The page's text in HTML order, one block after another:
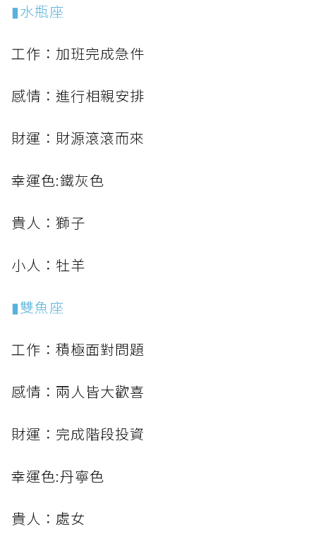
▮水瓶座
工作：加班完成急件
感情：進行相親安排
財運：財源滾滾而來
幸運色:鐵灰色
貴人：獅子
小人：牡羊
▮雙魚座
工作：積極面對問題
感情：兩人皆大歡喜
財運：完成階段投資
幸運色:丹寧色
貴人：處女